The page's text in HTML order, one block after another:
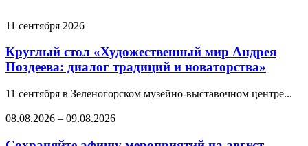
11 сентября 2026
Круглый стол «Художественный мир Андрея
Поздеева: диалог традиций и новаторства»
11 сентября в Зеленогорском музейно-выставочном центре...
08.08.2026 – 09.08.2026